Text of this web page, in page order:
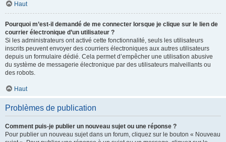
Haut
Pourquoi m’est-il demandé de me connecter lorsque je clique sur le lien de
courrier électronique d’un utilisateur ?
Si les administrateurs ont activé cette fonctionnalité, seuls les utilisateurs
inscrits peuvent envoyer des courriers électroniques aux autres utilisateurs
depuis un formulaire dédié. Cela permet d’empêcher une utilisation abusive
du système de messagerie électronique par des utilisateurs malveillants ou
des robots.
Haut
Problèmes de publication
Comment puis-je publier un nouveau sujet ou une réponse ?
Pour publier un nouveau sujet dans un forum, cliquez sur le bouton « Nouveau